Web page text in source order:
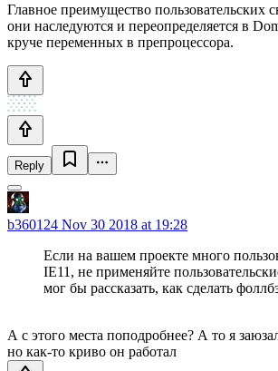
Главное преимущество пользовательских
они наследуются и переопределяется в
круче переменных в препроцессора.
Reply
b360124 Nov 30 2018 at 19:28
Если на вашем проекте много
IE11, не применяйте
мог бы рассказать, как сделать
А с этого места поподробнее? А то я
но как-то криво он работал